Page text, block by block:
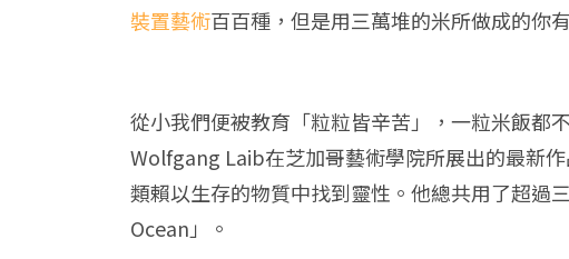
裝置藝術百百種，但是用三萬堆的米所做成的你
從小我們便被教育「粒粒皆辛苦」，一粒米飯都
Wolfgang Laib在芝加哥藝術學院所展出的最新
類賴以生存的物質中找到靈性。他總共用了超
Ocean」。